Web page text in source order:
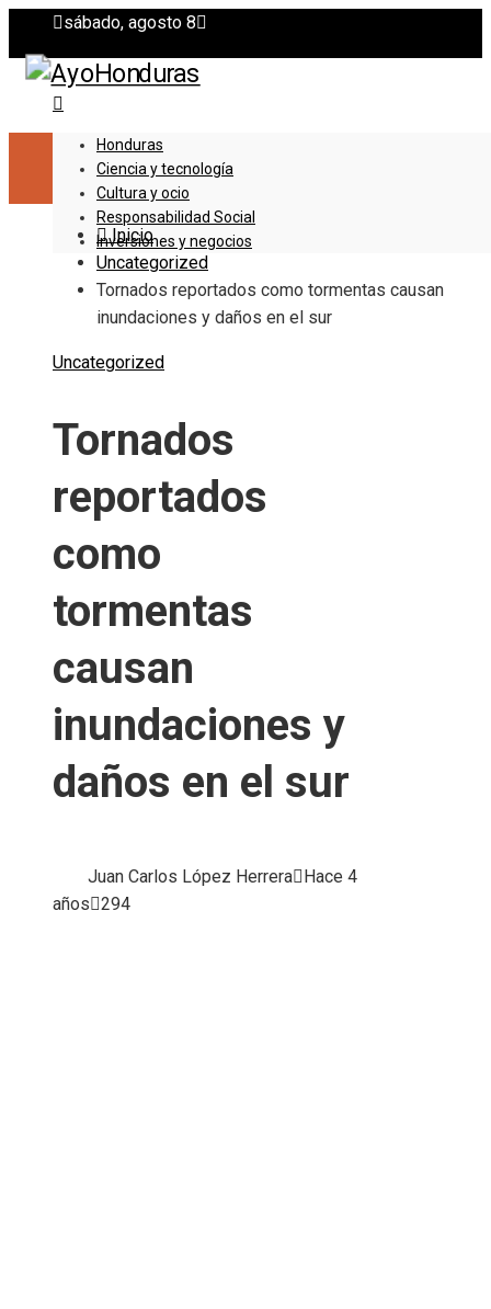
sábado, agosto 8
Honduras
Ciencia y tecnología
Cultura y ocio
Responsabilidad Social
Inversiones y negocios
Inicio
Uncategorized
Tornados reportados como tormentas causan
inundaciones y daños en el sur
Uncategorized
Tornados
reportados
como
tormentas
causan
inundaciones y
daños en el sur
Juan Carlos López Herrera
Hace 4
años 294